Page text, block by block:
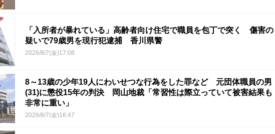
「入所者が暴れている」高齢者向け住宅で職員を包丁で突く 傷害の
疑いで79歳男を現行犯逮捕 香川県警
2026/8/7(金)17:08
8～13歳の少年19人にわいせつな行為をした罪など 元団体職員の男
(31)に懲役15年の判決 岡山地裁「常習性は際立っていて被害結果も
非常に重い」
2026/8/7(金)16:47